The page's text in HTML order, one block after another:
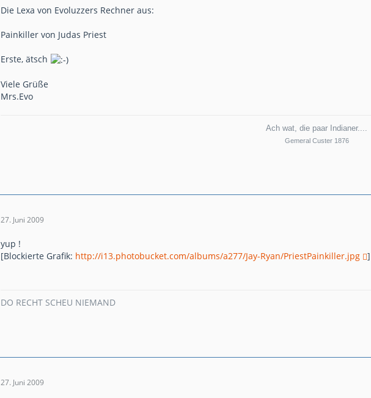
Die Lexa von Evoluzzers Rechner aus:
Painkiller von Judas Priest
Erste, ätsch
Viele Grüße
Mrs.Evo
Ach wat, die paar Indianer....
Gemeral Custer 1876
27. Juni 2009
yup !
[Blockierte Grafik: http://i13.photobucket.com/albums/a277/Jay-Ryan/PriestPainkiller.jpg ]
DO RECHT SCHEU NIEMAND
27. Juni 2009